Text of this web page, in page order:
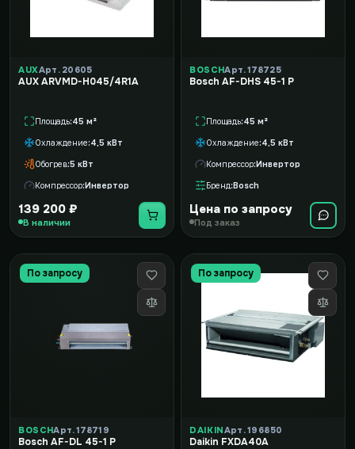
AUXАрт. 20605
AUX ARVMD-H045/4R1A
Площадь 45 м²
Охлаждение 4,5 кВт
Обогрев 5 кВт
Компрессор Инвертор
139 200 ₽
В наличии
BOSCHАрт. 178725
Bosch AF-DHS 45-1 P
Площадь 45 м²
Охлаждение 4,5 кВт
Компрессор Инвертор
Бренд Bosch
Цена по запросу
Под заказ
По запросу
BOSCHАрт. 178719
Bosch AF-DL 45-1 P
По запросу
DAIKINАрт. 196850
Daikin FXDA40A